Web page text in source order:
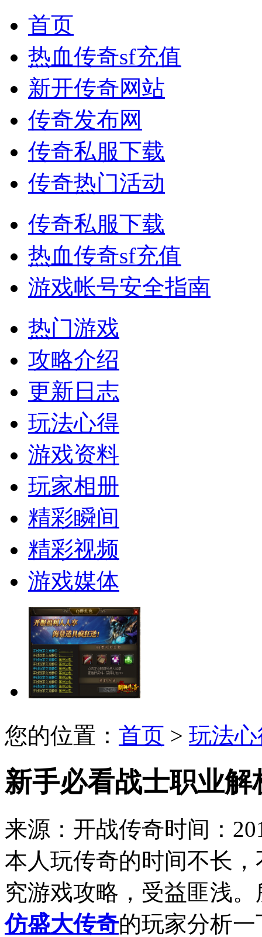
首页
热血传奇sf充值
新开传奇网站
传奇发布网
传奇私服下载
传奇热门活动
传奇私服下载
热血传奇sf充值
游戏帐号安全指南
热门游戏
攻略介绍
更新日志
玩法心得
游戏资料
玩家相册
精彩瞬间
精彩视频
游戏媒体
您的位置： 首页 > 玩法
新手必看战士职业解
来源：开战传奇时间：
本人玩传奇的时间不长
究游戏攻略，受益匪浅
仿盛大传奇的玩家分析